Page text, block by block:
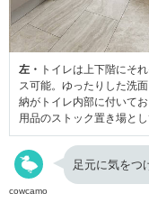
左・ トイレは上下階にそ
ス可能。ゆったりした洗
納がトイレ内部に付いて
用品のストック置き場とし
cowcamo
足元に気をつ